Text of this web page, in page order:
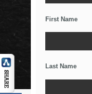
First Name
Last Name
Los Wearables y